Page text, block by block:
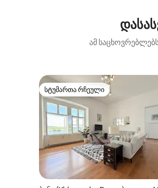
ამ
სტუმართა რჩეული
სტუმართა რჩეული